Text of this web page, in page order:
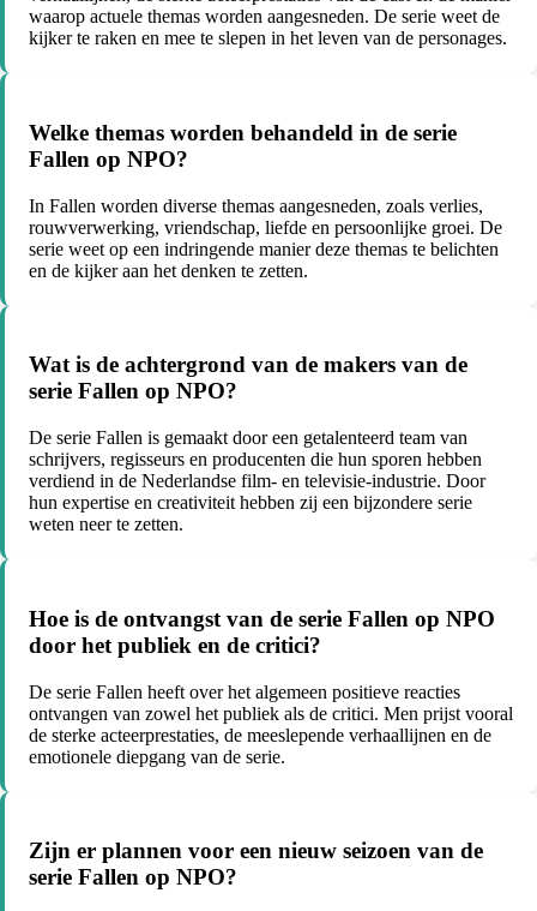
waarop actuele themas worden aangesneden. De serie weet de
kijker te raken en mee te slepen in het leven van de personages.
Welke themas worden behandeld in de serie
Fallen op NPO?
In Fallen worden diverse themas aangesneden, zoals verlies,
rouwverwerking, vriendschap, liefde en persoonlijke groei. De
serie weet op een indringende manier deze themas te belichten
en de kijker aan het denken te zetten.
Wat is de achtergrond van de makers van de
serie Fallen op NPO?
De serie Fallen is gemaakt door een getalenteerd team van
schrijvers, regisseurs en producenten die hun sporen hebben
verdiend in de Nederlandse film- en televisie-industrie. Door
hun expertise en creativiteit hebben zij een bijzondere serie
weten neer te zetten.
Hoe is de ontvangst van de serie Fallen op NPO
door het publiek en de critici?
De serie Fallen heeft over het algemeen positieve reacties
ontvangen van zowel het publiek als de critici. Men prijst vooral
de sterke acteerprestaties, de meeslepende verhaallijnen en de
emotionele diepgang van de serie.
Zijn er plannen voor een nieuw seizoen van de
serie Fallen op NPO?